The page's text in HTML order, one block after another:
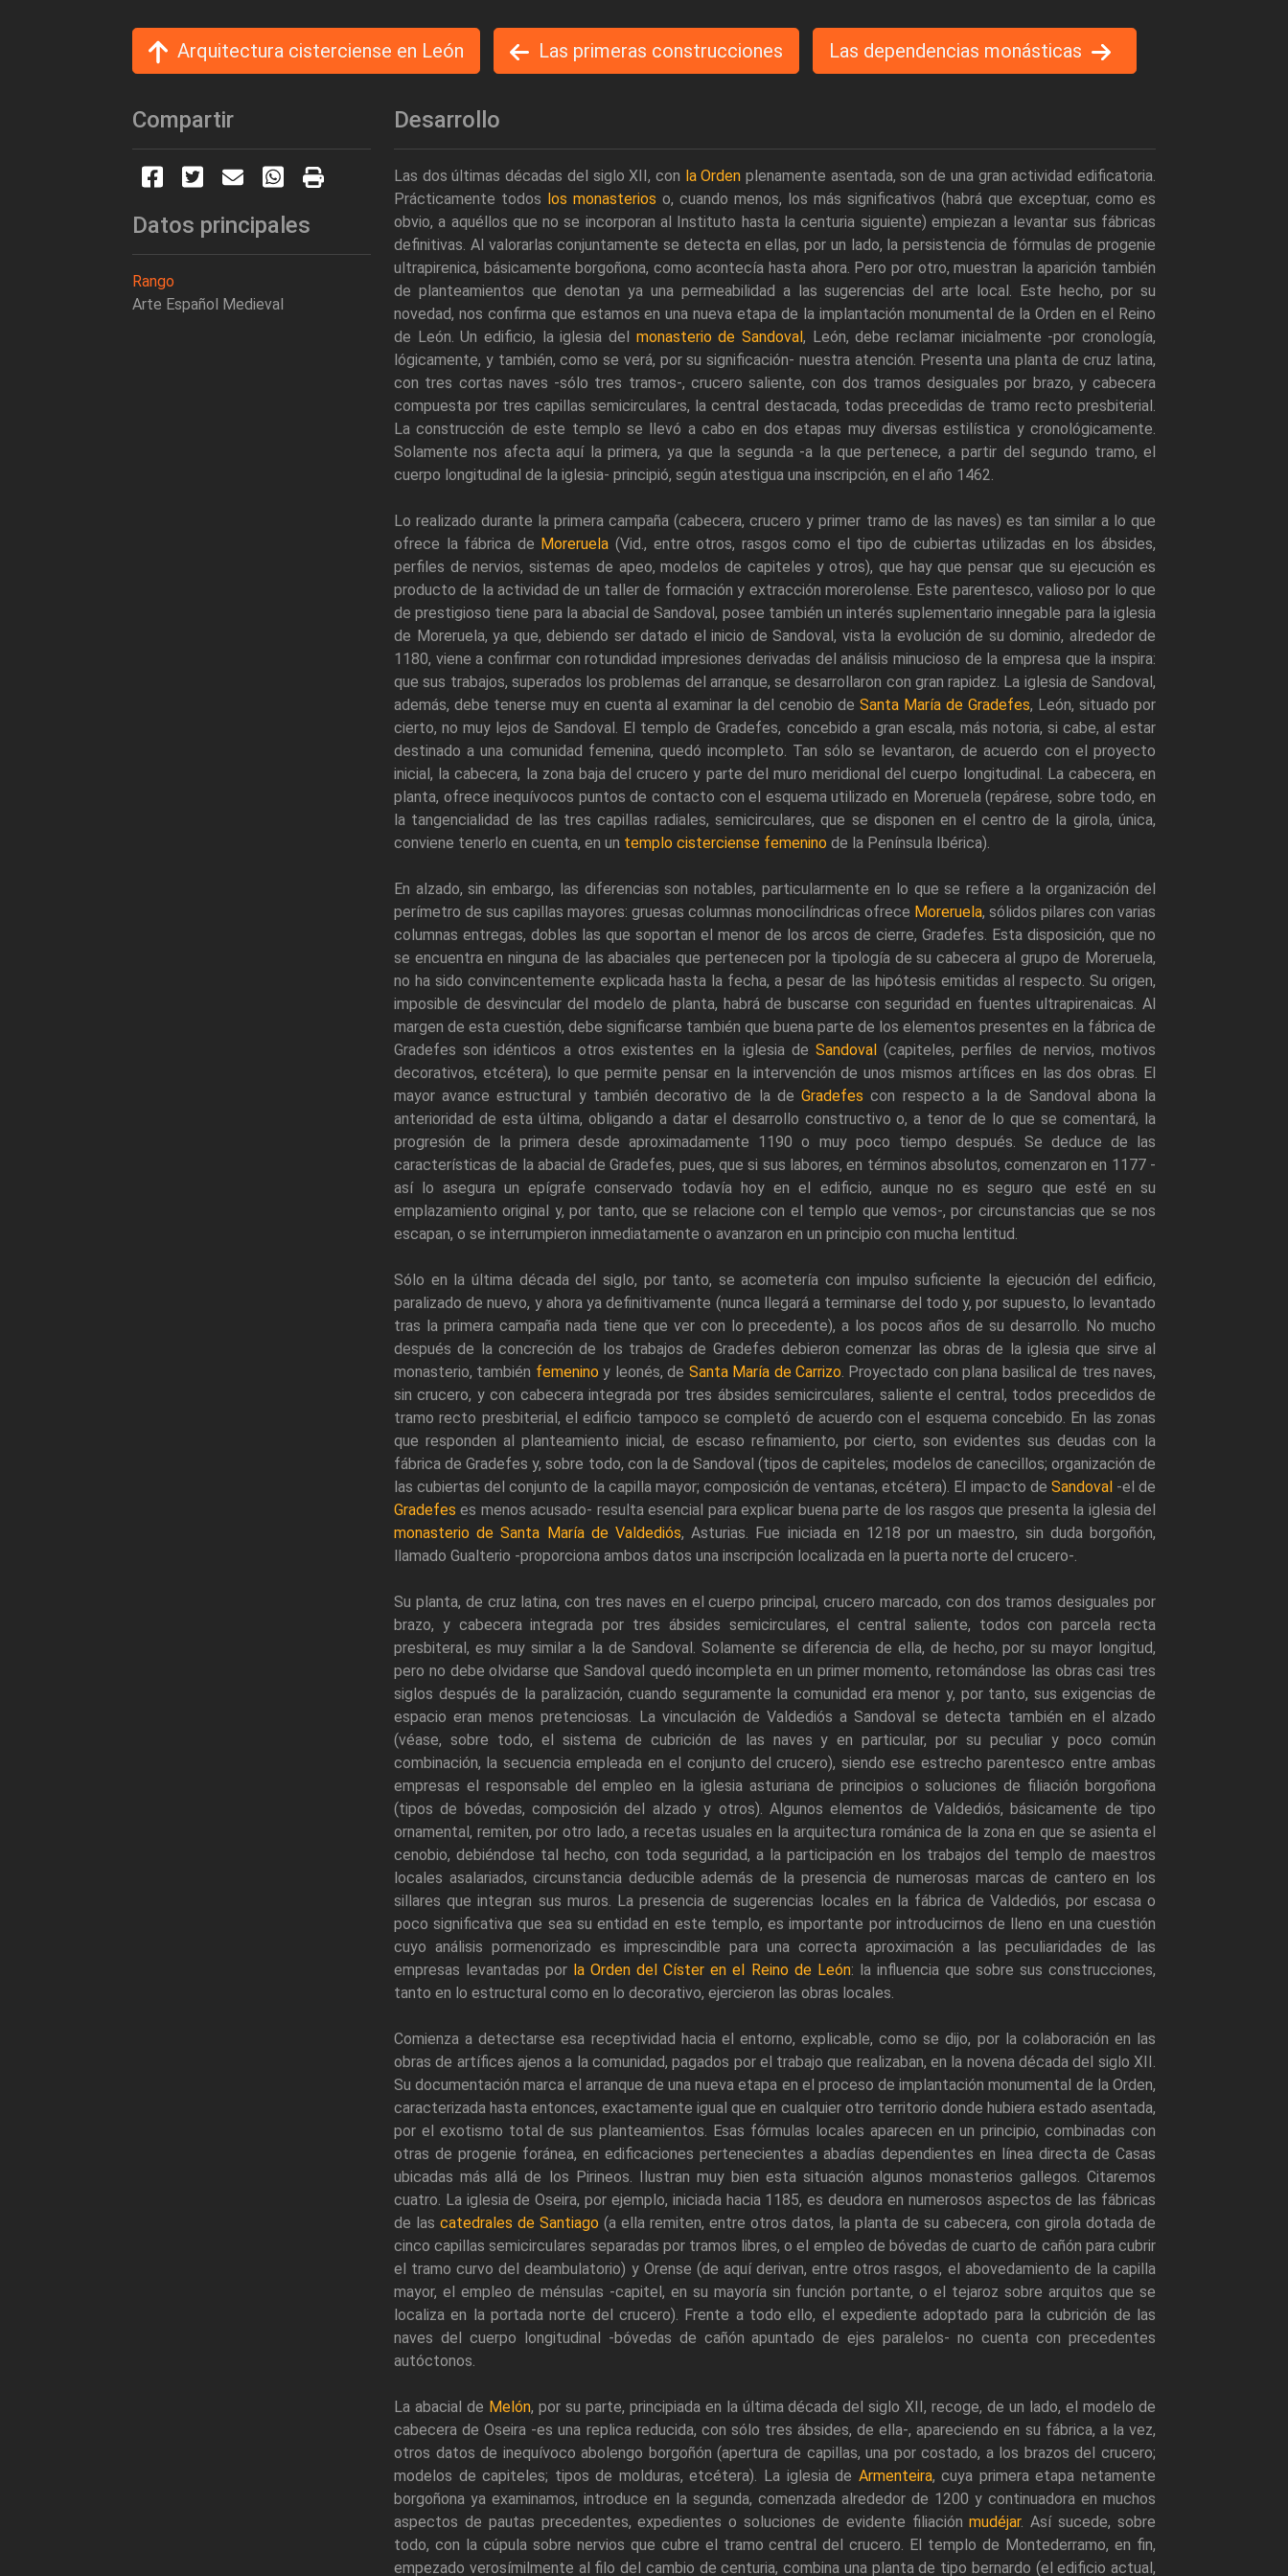
Arquitectura cisterciense en León Las primeras construcciones Las dependencias monásticas
Compartir
Datos principales
Rango
Arte Español Medieval
Desarrollo
Las dos últimas décadas del siglo XII, con la Orden plenamente asentada, son de una gran actividad edificatoria.
Prácticamente todos los monasterios o, cuando menos, los más significativos (habrá que exceptuar, como es
obvio, a aquéllos que no se incorporan al Instituto hasta la centuria siguiente) empiezan a levantar sus fábricas
definitivas. Al valorarlas conjuntamente se detecta en ellas, por un lado, la persistencia de fórmulas de progenie
ultrapirenica, básicamente borgoñona, como acontecía hasta ahora. Pero por otro, muestran la aparición también
de planteamientos que denotan ya una permeabilidad a las sugerencias del arte local. Este hecho, por su
novedad, nos confirma que estamos en una nueva etapa de la implantación monumental de la Orden en el Reino
de León. Un edificio, la iglesia del monasterio de Sandoval, León, debe reclamar inicialmente -por cronología,
lógicamente, y también, como se verá, por su significación- nuestra atención. Presenta una planta de cruz latina,
con tres cortas naves -sólo tres tramos-, crucero saliente, con dos tramos desiguales por brazo, y cabecera
compuesta por tres capillas semicirculares, la central destacada, todas precedidas de tramo recto presbiterial.
La construcción de este templo se llevó a cabo en dos etapas muy diversas estilística y cronológicamente.
Solamente nos afecta aquí la primera, ya que la segunda -a la que pertenece, a partir del segundo tramo, el
cuerpo longitudinal de la iglesia- principió, según atestigua una inscripción, en el año 1462.
Lo realizado durante la primera campaña (cabecera, crucero y primer tramo de las naves) es tan similar a lo que
ofrece la fábrica de Moreruela (Vid., entre otros, rasgos como el tipo de cubiertas utilizadas en los ábsides,
perfiles de nervios, sistemas de apeo, modelos de capiteles y otros), que hay que pensar que su ejecución es
producto de la actividad de un taller de formación y extracción morerolense. Este parentesco, valioso por lo que
de prestigioso tiene para la abacial de Sandoval, posee también un interés suplementario innegable para la iglesia
de Moreruela, ya que, debiendo ser datado el inicio de Sandoval, vista la evolución de su dominio, alrededor de
1180, viene a confirmar con rotundidad impresiones derivadas del análisis minucioso de la empresa que la inspira:
que sus trabajos, superados los problemas del arranque, se desarrollaron con gran rapidez. La iglesia de Sandoval,
además, debe tenerse muy en cuenta al examinar la del cenobio de Santa María de Gradefes, León, situado por
cierto, no muy lejos de Sandoval. El templo de Gradefes, concebido a gran escala, más notoria, si cabe, al estar
destinado a una comunidad femenina, quedó incompleto. Tan sólo se levantaron, de acuerdo con el proyecto
inicial, la cabecera, la zona baja del crucero y parte del muro meridional del cuerpo longitudinal. La cabecera, en
planta, ofrece inequívocos puntos de contacto con el esquema utilizado en Moreruela (repárese, sobre todo, en
la tangencialidad de las tres capillas radiales, semicirculares, que se disponen en el centro de la girola, única,
conviene tenerlo en cuenta, en un templo cisterciense femenino de la Península Ibérica).
En alzado, sin embargo, las diferencias son notables, particularmente en lo que se refiere a la organización del
perímetro de sus capillas mayores: gruesas columnas monocilíndricas ofrece Moreruela, sólidos pilares con varias
columnas entregas, dobles las que soportan el menor de los arcos de cierre, Gradefes. Esta disposición, que no
se encuentra en ninguna de las abaciales que pertenecen por la tipología de su cabecera al grupo de Moreruela,
no ha sido convincentemente explicada hasta la fecha, a pesar de las hipótesis emitidas al respecto. Su origen,
imposible de desvincular del modelo de planta, habrá de buscarse con seguridad en fuentes ultrapirenaicas. Al
margen de esta cuestión, debe significarse también que buena parte de los elementos presentes en la fábrica de
Gradefes son idénticos a otros existentes en la iglesia de Sandoval (capiteles, perfiles de nervios, motivos
decorativos, etcétera), lo que permite pensar en la intervención de unos mismos artífices en las dos obras. El
mayor avance estructural y también decorativo de la deGradefes con respecto a la de Sandoval abona la
anterioridad de esta última, obligando a datar el desarrollo constructivo o, a tenor de lo que se comentará, la
progresión de la primera desde aproximadamente 1190 o muy poco tiempo después. Se deduce de las
características de la abacial de Gradefes, pues, que si sus labores, en términos absolutos, comenzaron en 1177 -
así lo asegura un epígrafe conservado todavía hoy en el edificio, aunque no es seguro que esté en su
emplazamiento original y, por tanto, que se relacione con el templo que vemos-, por circunstancias que se nos
escapan, o se interrumpieron inmediatamente o avanzaron en un principio con mucha lentitud.
Sólo en la última década del siglo, por tanto, se acometería con impulso suficiente la ejecución del edificio,
paralizado de nuevo, y ahora ya definitivamente (nunca llegará a terminarse del todo y, por supuesto, lo levantado
tras la primera campaña nada tiene que ver con lo precedente), a los pocos años de su desarrollo. No mucho
después de la concreción de los trabajos de Gradefes debieron comenzar las obras de la iglesia que sirve al
monasterio, también femenino y leonés, de Santa María de Carrizo. Proyectado con plana basilical de tres naves,
sin crucero, y con cabecera integrada por tres ábsides semicirculares, saliente el central, todos precedidos de
tramo recto presbiterial, el edificio tampoco se completó de acuerdo con el esquema concebido. En las zonas
que responden al planteamiento inicial, de escaso refinamiento, por cierto, son evidentes sus deudas con la
fábrica de Gradefes y, sobre todo, con la de Sandoval (tipos de capiteles; modelos de canecillos; organización de
las cubiertas del conjunto de la capilla mayor; composición de ventanas, etcétera). El impacto de Sandoval-el de
Gradefes es menos acusado- resulta esencial para explicar buena parte de los rasgos que presenta la iglesia del
monasterio de Santa María de Valdediós, Asturias. Fue iniciada en 1218 por un maestro, sin duda borgoñón,
llamado Gualterio -proporciona ambos datos una inscripción localizada en la puerta norte del crucero-.
Su planta, de cruz latina, con tres naves en el cuerpo principal, crucero marcado, con dos tramos desiguales por
brazo, y cabecera integrada por tres ábsides semicirculares, el central saliente, todos con parcela recta
presbiteral, es muy similar a la de Sandoval. Solamente se diferencia de ella, de hecho, por su mayor longitud,
pero no debe olvidarse que Sandoval quedó incompleta en un primer momento, retomándose las obras casi tres
siglos después de la paralización, cuando seguramente la comunidad era menor y, por tanto, sus exigencias de
espacio eran menos pretenciosas. La vinculación de Valdediós a Sandoval se detecta también en el alzado
(véase, sobre todo, el sistema de cubrición de las naves y en particular, por su peculiar y poco común
combinación, la secuencia empleada en el conjunto del crucero), siendo ese estrecho parentesco entre ambas
empresas el responsable del empleo en la iglesia asturiana de principios o soluciones de filiación borgoñona
(tipos de bóvedas, composición del alzado y otros). Algunos elementos de Valdediós, básicamente de tipo
ornamental, remiten, por otro lado, a recetas usuales en la arquitectura románica de la zona en que se asienta el
cenobio, debiéndose tal hecho, con toda seguridad, a la participación en los trabajos del templo de maestros
locales asalariados, circunstancia deducible además de la presencia de numerosas marcas de cantero en los
sillares que integran sus muros. La presencia de sugerencias locales en la fábrica de Valdediós, por escasa o
poco significativa que sea su entidad en este templo, es importante por introducirnos de lleno en una cuestión
cuyo análisis pormenorizado es imprescindible para una correcta aproximación a las peculiaridades de las
empresas levantadas por la Orden del Císter en el Reino de León: la influencia que sobre sus construcciones,
tanto en lo estructural como en lo decorativo, ejercieron las obras locales.
Comienza a detectarse esa receptividad hacia el entorno, explicable, como se dijo, por la colaboración en las
obras de artífices ajenos a la comunidad, pagados por el trabajo que realizaban, en la novena década del siglo XII.
Su documentación marca el arranque de una nueva etapa en el proceso de implantación monumental de la Orden,
caracterizada hasta entonces, exactamente igual que en cualquier otro territorio donde hubiera estado asentada,
por el exotismo total de sus planteamientos. Esas fórmulas locales aparecen en un principio, combinadas con
otras de progenie foránea, en edificaciones pertenecientes a abadías dependientes en línea directa de Casas
ubicadas más allá de los Pirineos. Ilustran muy bien esta situación algunos monasterios gallegos. Citaremos
cuatro. La iglesia de Oseira, por ejemplo, iniciada hacia 1185, es deudora en numerosos aspectos de las fábricas
de las catedrales de Santiago (a ella remiten, entre otros datos, la planta de su cabecera, con girola dotada de
cinco capillas semicirculares separadas por tramos libres, o el empleo de bóvedas de cuarto de cañón para cubrir
el tramo curvo del deambulatorio) y Orense (de aquí derivan, entre otros rasgos, el abovedamiento de la capilla
mayor, el empleo de ménsulas -capitel, en su mayoría sin función portante, o el tejaroz sobre arquitos que se
localiza en la portada norte del crucero). Frente a todo ello, el expediente adoptado para la cubrición de las
naves del cuerpo longitudinal -bóvedas de cañón apuntado de ejes paralelos- no cuenta con precedentes
autóctonos.
La abacial de Melón, por su parte, principiada en la última década del siglo XII, recoge, de un lado, el modelo de
cabecera de Oseira -es una replica reducida, con sólo tres ábsides, de ella-, apareciendo en su fábrica, a la vez,
otros datos de inequívoco abolengo borgoñón (apertura de capillas, una por costado, a los brazos del crucero;
modelos de capiteles; tipos de molduras, etcétera). La iglesia de Armenteira, cuya primera etapa netamente
borgoñona ya examinamos, introduce en la segunda, comenzada alrededor de 1200 y continuadora en muchos
aspectos de pautas precedentes, expedientes o soluciones de evidente filiaciónmudéjar. Así sucede, sobre
todo, con la cúpula sobre nervios que cubre el tramo central del crucero. El templo de Montederramo, en fin,
empezado verosímilmente al filo del cambio de centuria, combina una planta de tipo bernardo (el edificio actual,